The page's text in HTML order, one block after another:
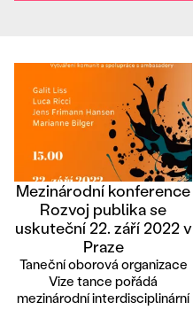
Mezinárodní konference
Rozvoj publika se
uskuteční 22. září 2022 v
Praze
Taneční oborová organizace
Vize tance pořádá
mezinárodní interdisciplinární